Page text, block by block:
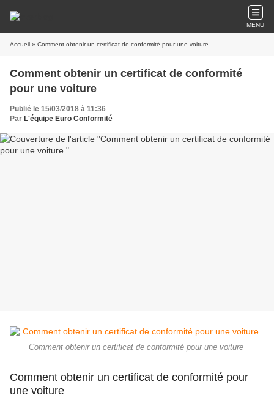
MENU
Accueil » Comment obtenir un certificat de conformité pour une voiture
Comment obtenir un certificat de conformité
pour une voiture
Publié le 15/03/2018 à 11:36
Par L'équipe Euro Conformité
Comment obtenir un certificat de conformité pour une voiture
Comment obtenir un certificat de conformité pour
une voiture